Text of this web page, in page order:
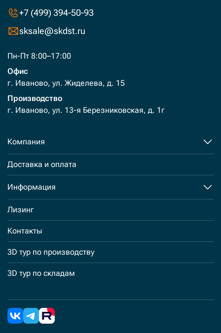
+7 (499) 394-50-93
sksale@skdst.ru
Пн-Пт 8:00–17:00
Офис
г. Иваново, ул. Жиделева, д. 15
Производство
г. Иваново, ул. 13-я Березниковская, д. 1г
Компания
Доставка и оплата
Информация
Лизинг
Контакты
3D тур по производству
3D тур по складам